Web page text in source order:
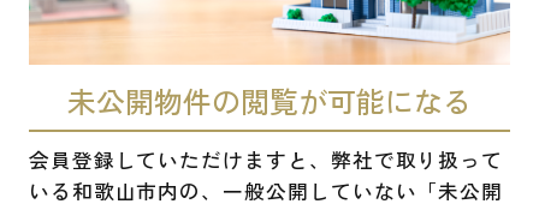
未公開物件の閲覧が可能になる
会員登録していただけますと、弊社で取り扱って
いる和歌山市内の、一般公開していない「未公開